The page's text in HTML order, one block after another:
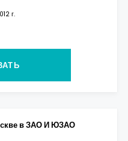
г.
в ЗАО И ЮЗАО